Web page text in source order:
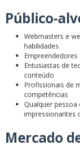
Público-
Webmasters e
habilidades
Entusiastas de
conteúdo
Profissionais de
competências
Qualquer pessoa
impressionantes
Mercado